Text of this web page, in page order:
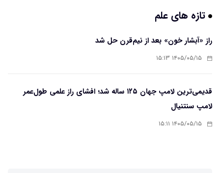
تازه های علم
راز «آبشار خون» بعد از نیم‌قرن حل شد
۱۴۰۵/۰۵/۱۵ ۱۵:۱۳
قدیمی‌ترین لامپ جهان ۱۲۵ ساله شد؛ افشای راز علمی طول‌عمر
لامپ سنتنیال
۱۴۰۵/۰۵/۱۵ ۱۵:۱۱